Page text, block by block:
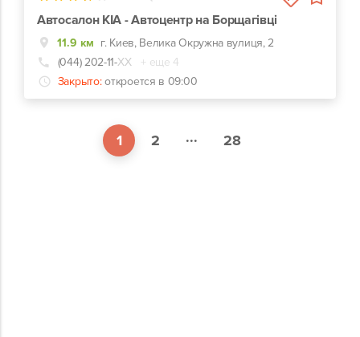
Автосалон KIA - Автоцентр на Борщагівці
11.9 км г. Киев, Велика Окружна вулиця, 2
(044) 202-11-ХХ
+ еще 4
Закрыто: откроется в 09:00
1 2 ... 28